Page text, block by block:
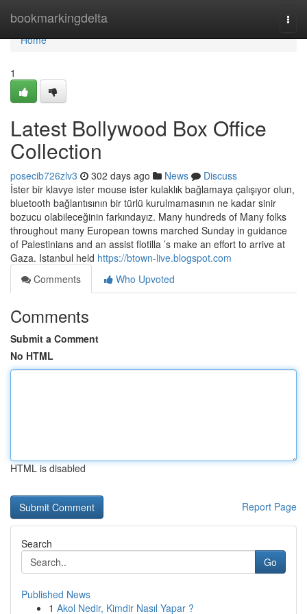
bookmarkingdelta
Home
Home
1
Latest Bollywood Box Office
Collection
posecib726zlv3 302 days ago News
Discuss
İster bir klavye ister mouse ister kulaklık bağlamaya çalışıyor olun,
bluetooth bağlantısının bir türlü kurulmamasının ne kadar sinir
bozucu olabileceğinin farkındayız. Many hundreds of Many folks
throughout many European towns marched Sunday in guidance
of Palestinians and an assist flotilla ’s make an effort to arrive at
Gaza. Istanbul held https://btown-live.blogspot.com
Comments
Who Upvoted
Comments
Submit a Comment
No HTML
HTML is disabled
Report Page
Search
Go
Published News
1 Akol Nedir, Kimdir Nasıl Yapar ?